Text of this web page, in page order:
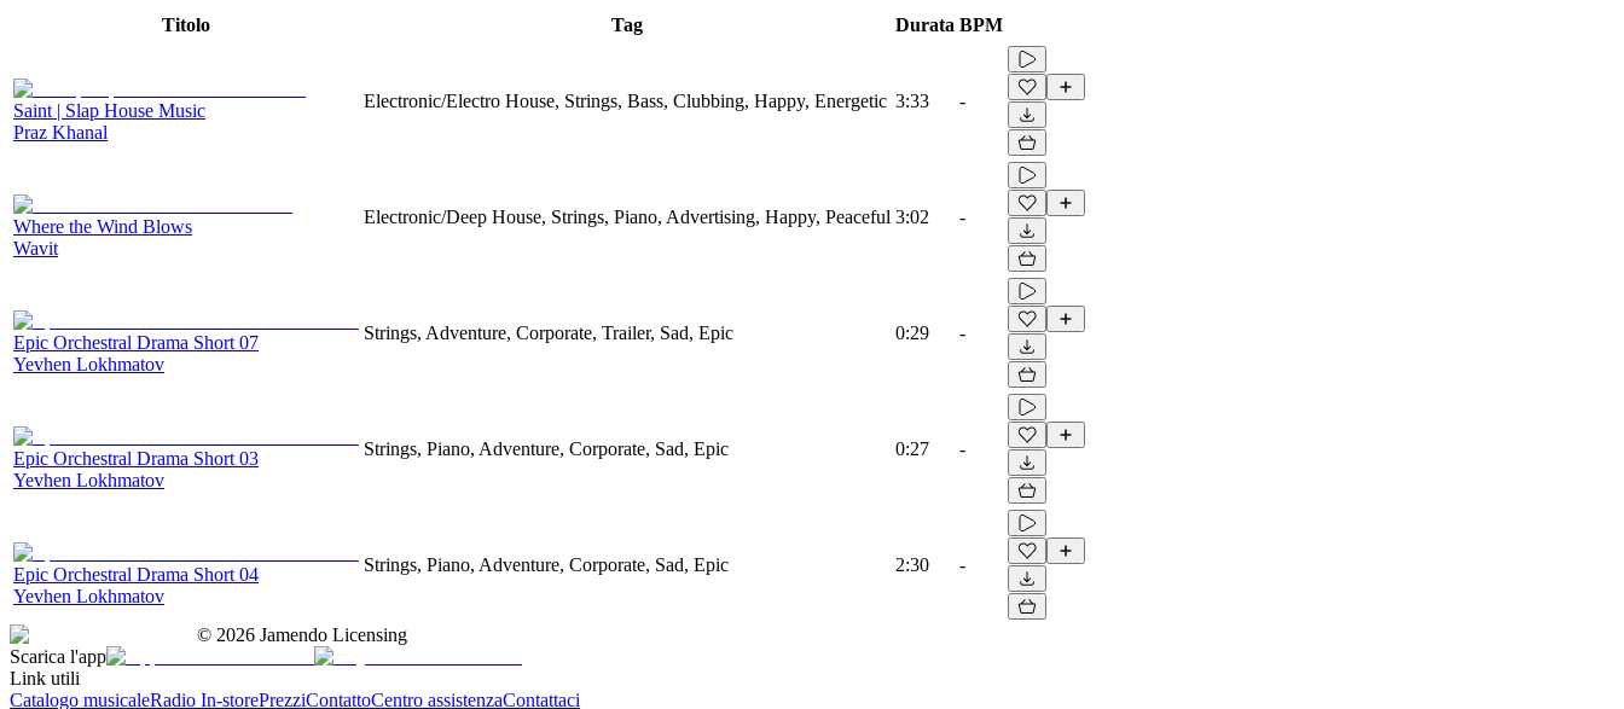
Titolo Tag Durata BPM
Saint | Slap House Music
Praz Khanal
Electronic/Electro House, Strings, Bass, Clubbing, Happy, Energetic 3:33 -
Where the Wind Blows
Wavit
Electronic/Deep House, Strings, Piano, Advertising, Happy, Peaceful 3:02 -
Epic Orchestral Drama Short 07
Yevhen Lokhmatov
Strings, Adventure, Corporate, Trailer, Sad, Epic 0:29 -
Epic Orchestral Drama Short 03
Yevhen Lokhmatov
Strings, Piano, Adventure, Corporate, Sad, Epic 0:27 -
Epic Orchestral Drama Short 04
Yevhen Lokhmatov
Strings, Piano, Adventure, Corporate, Sad, Epic 2:30 -
© 2026 Jamendo Licensing
Scarica l'app
Link utili
Catalogo musicaleRadio In-storePrezziContattoCentro assistenzaContattaci